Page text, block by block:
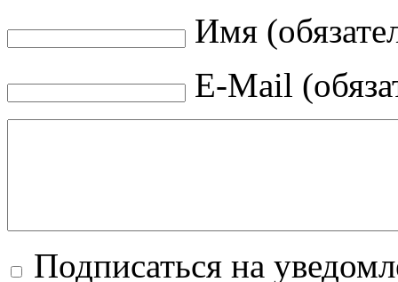
Имя
E-Mail
Подписаться на